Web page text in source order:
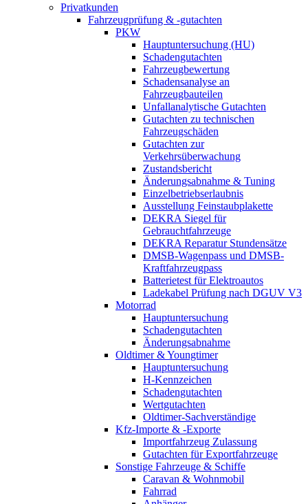
Privatkunden
Fahrzeugprüfung & -gutachten
PKW
Hauptuntersuchung (HU)
Schadengutachten
Fahrzeugbewertung
Schadensanalyse an
Fahrzeugbauteilen
Unfallanalytische Gutachten
Gutachten zu technischen
Fahrzeugschäden
Gutachten zur
Verkehrsüberwachung
Zustandsbericht
Änderungsabnahme & Tuning
Einzelbetriebserlaubnis
Ausstellung Feinstaubplakette
DEKRA Siegel für
Gebrauchtfahrzeuge
DEKRA Reparatur Stundensätze
DMSB-Wagenpass und DMSB-
Kraftfahrzeugpass
Batterietest für Elektroautos
Ladekabel Prüfung nach DGUV V3
Motorrad
Hauptuntersuchung
Schadengutachten
Änderungsabnahme
Oldtimer & Youngtimer
Hauptuntersuchung
H-Kennzeichen
Schadengutachten
Wertgutachten
Oldtimer-Sachverständige
Kfz-Importe & -Exporte
Importfahrzeug Zulassung
Gutachten für Exportfahrzeuge
Sonstige Fahrzeuge & Schiffe
Caravan & Wohnmobil
Fahrrad